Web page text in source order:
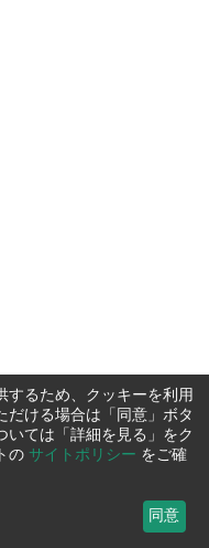
するため、クッキーを利用
だける場合は「同意」ボタ
いては「詳細を見る」をク
の サイトポリシー をご確
同意